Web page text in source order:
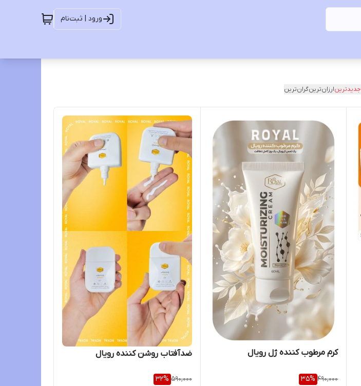
ورود | ثبت‌نام
جدیدترینارزان‌ترینگران‌ترین
کرم مرطوب کننده ژل رویال
490,000
35%
ضدآفتاب روشن کننده رویال
590,000
32%